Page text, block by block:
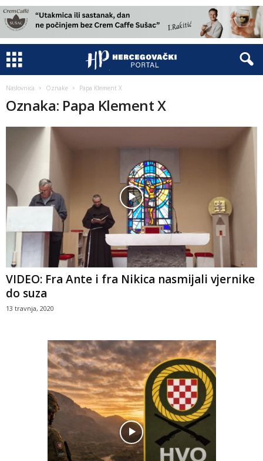
Naslovnica Oznake Papa Klement X
Oznaka: Papa Klement X
VIDEO: Fra Ante i fra Nikica nasmijali vjernike
do suza
13 travnja, 2020